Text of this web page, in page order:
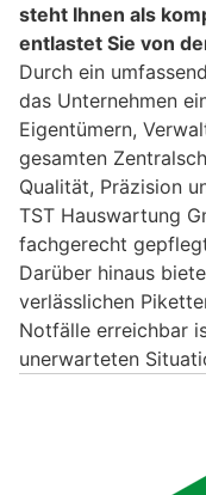
steht Ihnen als
entlastet Sie von
Durch ein
das Unternehmen
Eigentümern,
gesamten
Qualität, Präzision
TST Hauswartung
fachgerecht
Darüber hinaus
verlässlichen
Notfälle erreichbar
unerwarteten